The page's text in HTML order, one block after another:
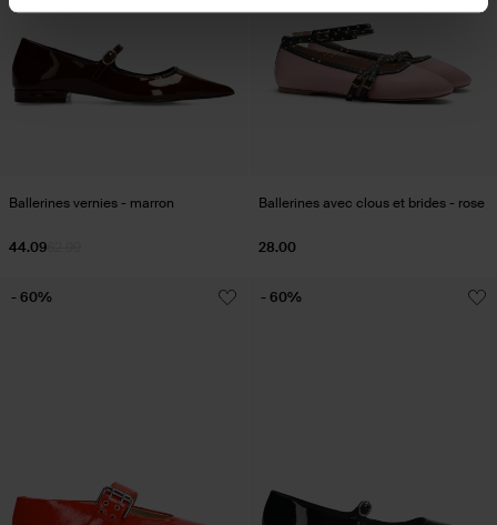
Ballerines vernies - marron
44.09
Ballerines avec clous et brides - rose
28.00
- 60% - 60%